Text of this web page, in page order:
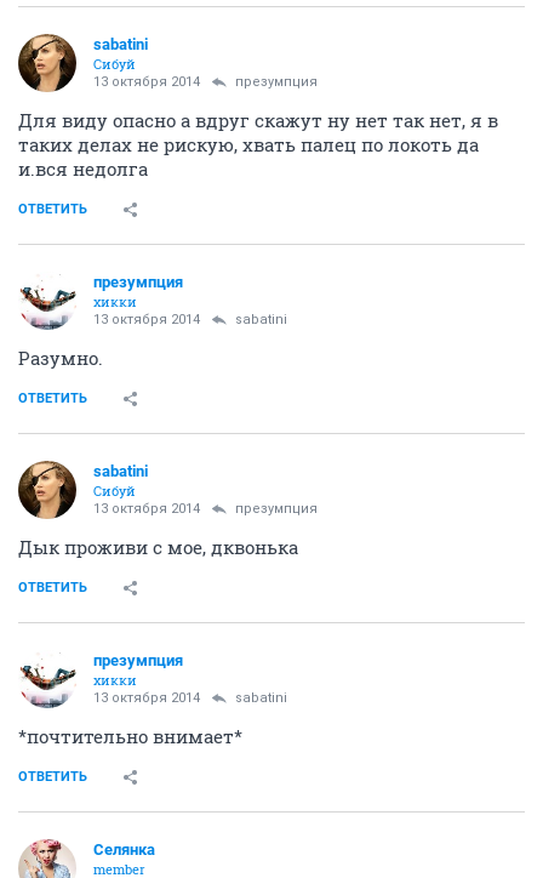
sabatini
Сибуй
13 октября 2014 презумпция
Для виду опасно а вдруг скажут ну нет так нет, я в
таких делах не рискую, хвать палец по локоть да
и.вся недолга
ОТВЕТИТЬ
презумпция
хикки
13 октября 2014 sabatini
Разумно.
ОТВЕТИТЬ
sabatini
Сибуй
13 октября 2014 презумпция
Дык проживи с мое, дквонька
ОТВЕТИТЬ
презумпция
хикки
13 октября 2014 sabatini
*почтительно внимает*
ОТВЕТИТЬ
Сeлянка
member